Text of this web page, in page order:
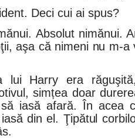
Deci cui ai spus?
Absolut nimănui.
aşa că nimeni nu
lui Harry era
simțea doar
iasă afară. În acea
din el. Ţipătul